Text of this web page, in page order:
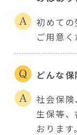
初めて
ご用意く
どんな
社会保険
生保等
おります。